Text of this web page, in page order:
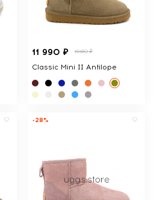
11 990 ₽ 16560 ₽
Classic Mini II Antilope
-28%